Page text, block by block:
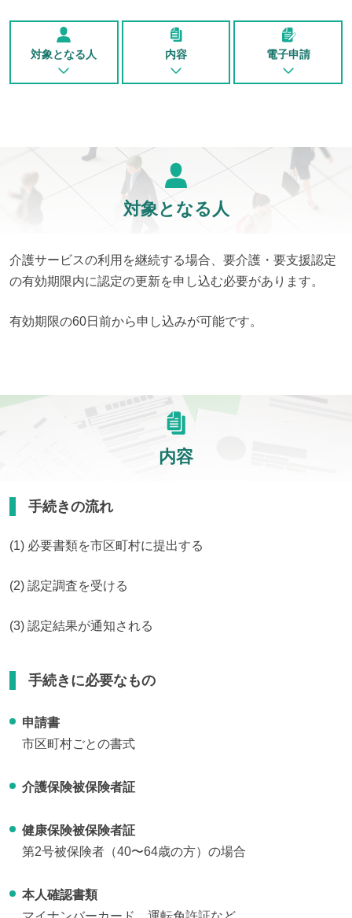
対象となる人 内容 電子申請
対象となる人
介護サービスの利用を継続する場合、要介護・要支援認定
の有効期限内に認定の更新を申し込む必要があります。
有効期限の60日前から申し込みが可能です。
内容
手続きの流れ
(1) 必要書類を市区町村に提出する
(2) 認定調査を受ける
(3) 認定結果が通知される
手続きに必要なもの
申請書
市区町村ごとの書式
介護保険被保険者証
健康保険被保険者証
第2号被保険者（40〜64歳の方）の場合
本人確認書類